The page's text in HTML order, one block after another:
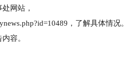
网站，
，了解具体情况。
容。